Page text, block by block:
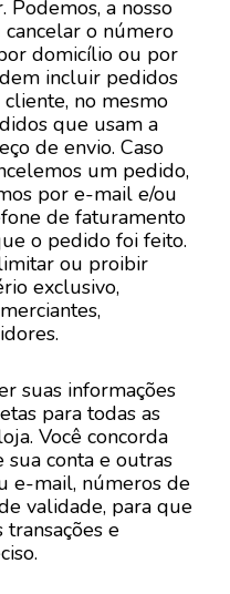
Podemos, a nosso
o número
domicílio ou por
incluir pedidos
no mesmo
que usam a
de envio. Caso
um pedido,
por e-mail e/ou
de faturamento
o pedido foi feito.
ou proibir
exclusivo,
suas informações
para todas as
Você concorda
conta e outras
e-mail, números de
validade, para que
e